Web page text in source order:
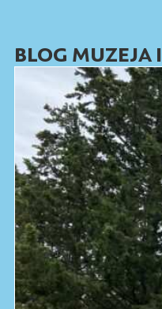
content
BLOG MUZEJA